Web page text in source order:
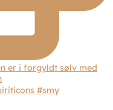
#smy